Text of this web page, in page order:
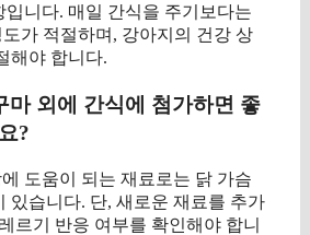
입니다. 매일 간식을 주기보다는
가 적절하며, 강아지의 건강 상
해야 합니다.
마 외에 간식에 첨가하면 좋
?
도움이 되는 재료로는 닭 가슴
있습니다. 단, 새로운 재료를 추가
르기 반응 여부를 확인해야 합니